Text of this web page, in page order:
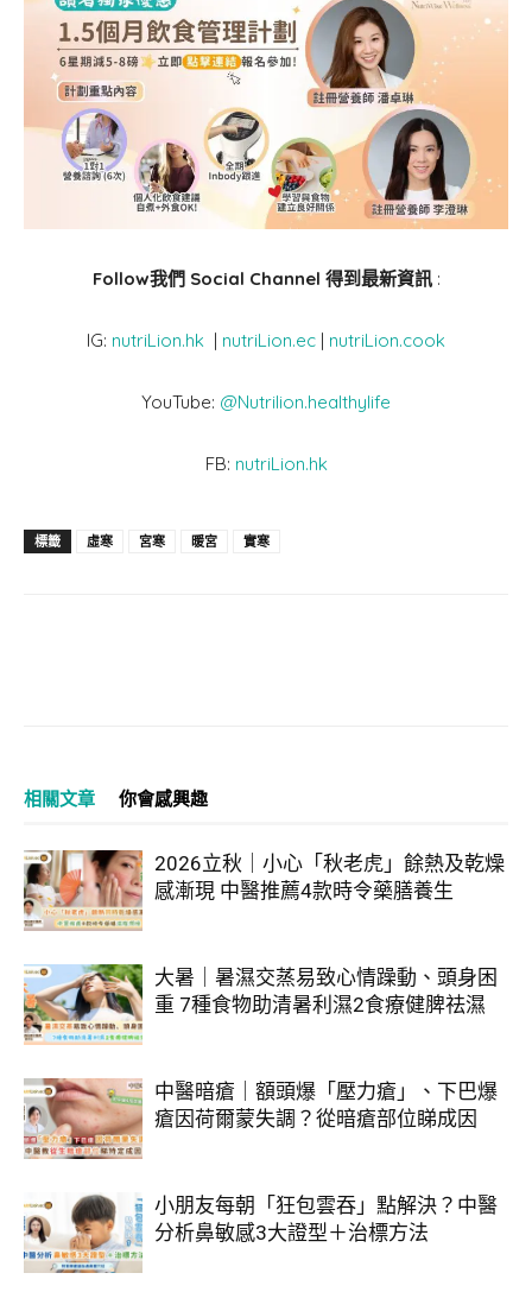
Follow我們 Social Channel 得到最新資訊:
IG: nutriLion.hk | nutriLion.ec | nutriLion.cook
YouTube: @Nutrilion.healthylife
FB: nutriLion.hk
標籤 虛寒 宮寒 暖宮 實寒
相關文章 你會感興趣
2026立秋｜小心「秋老虎」餘熱及乾燥
感漸現 中醫推薦4款時令藥膳養生
大暑｜暑濕交蒸易致心情躁動、頭身困
重 7種食物助清暑利濕2食療健脾祛濕
中醫暗瘡｜額頭爆「壓力瘡」、下巴爆
瘡因荷爾蒙失調？從暗瘡部位睇成因
小朋友每朝「狂包雲吞」點解決？中醫
分析鼻敏感3大證型＋治標方法